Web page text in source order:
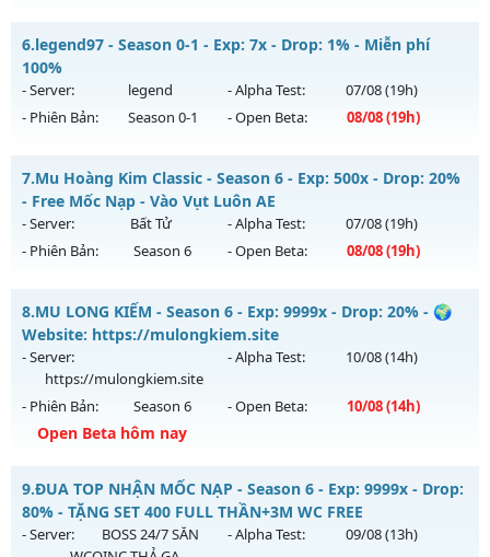
Thể loại: Mu Nguyên bản Webzen
Antihack: OK
MU ATLANS - Reset Đổi Quà
Mu mới ra tháng 08 2026 - Mở máy chủ
vào 22h ngày 05/08/2626
Exp: 100x - Drop: 20%
Thể loại: Mu Nguyên bản Webzen
Antihack: Shark
6.legend97 - Season 0-1 - Exp: 7x - Drop: 1% - Miễn phí
100%
- Server: legend - Alpha Test: 07/08(19h)
- Phiên Bản:
Season 0-1 - Open Beta: 08/08(19h)
legend97 - Miễn phí 100%
Mu mới ra tháng 08 2026 - Mở máy chủ
ngày 08/08/2626
Exp: 7x - Drop: 1%
Thể loại: Mu Nguyên bản Webzen
Antihack: Bandicam Hack 100%
7.Mu Hoàng Kim Classic - Season 6 - Exp: 500x - Drop: 20%
- Free Mốc Nạp - Vào Vụt Luôn AE
- Server: Bất Tử - Alpha Test: 07/08(19h)
- Phiên Bản:
Season 6 - Open Beta: 08/08(19h)
Mu Hoàng Kim Classic - Free Mốc Nạp - Vào Vụt Luôn AE
Mu mới ra tháng 08 2026 - Mở máy chủ
ngày 08/08/2626
Exp: 500x - Drop: 20%
Kiểu reset: Reset In Game
Antihack: X-Team
8.MU LONG KIẾM - Season 6 - Exp: 9999x - Drop: 20% - 🌍
Website: https://mulongkiem.site
- Server:
https://mulongkiem.site
- Alpha Test: 10/08(14h)
- Phiên Bản: Season 6 - Open Beta: 10/08(14h)
Open Beta hôm nay
MU LONG KIẾM - 🌍 Website: https://mulongkiem.site
Mu mới ra tháng 08 2026 - Mở máy chủ
https://mulongkiem.site
vào 14h ngày 10/08/2626
9.ĐUA TOP NHẬN MỐC NẠP - Season 6 - Exp: 9999x - Drop:
80% - TẶNG SET 400 FULL THẦN+3M WC FREE
- Server:
BOSS 24/7 SĂN
- Alpha Test: 09/08(13h)